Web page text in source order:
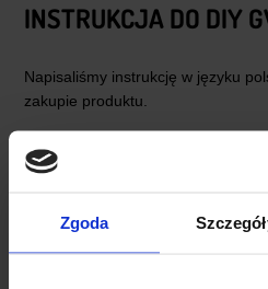
Zgoda
INSTRUKCJA DO DIY
Napisaliśmy instrukcję w języku
zakupie produktu.